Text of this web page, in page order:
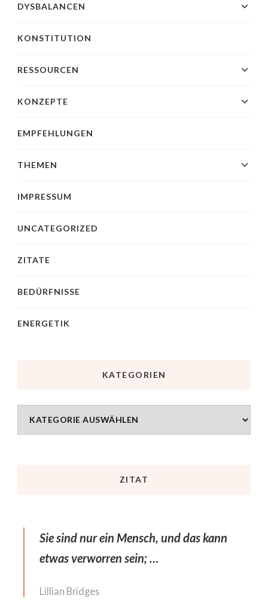
DYSBALANCEN
KONSTITUTION
RESSOURCEN
KONZEPTE
EMPFEHLUNGEN
THEMEN
IMPRESSUM
UNCATEGORIZED
ZITATE
BEDÜRFNISSE
ENERGETIK
KATEGORIEN
ZITAT
Sie sind nur ein Mensch, und das kann
etwas verworren sein; …
Lillian Bridges